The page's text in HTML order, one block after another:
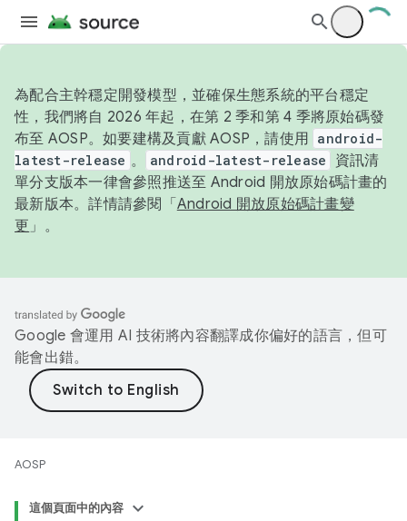
為配合主幹穩定開發模型，並確保生態系統的平台穩定
性，我們將自 2026 年起，在第 2 季和第 4 季將原始碼發
布至 AOSP。如要建構及貢獻 AOSP，請使用 android-
latest-release 。 android-latest-release
資訊清
單分支版本一律會參照推送至 Android 開放原始碼計畫的
最新版本。詳情請參閱「 Android 開放原始碼計畫變
更 」。
Google 會運用 AI 技術將內容翻譯成你偏好的語言，但可
能會出錯。
AOSP
這個頁面中的內容